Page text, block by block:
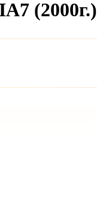
(2000г.)